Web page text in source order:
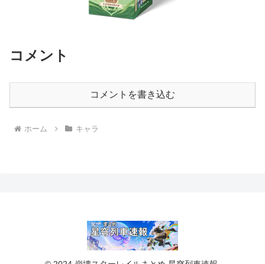
コメント
コメントを書き込む
ホーム キャラ